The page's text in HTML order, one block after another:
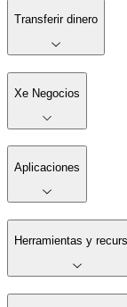
Transferir dinero
Xe Negocios
Aplicaciones
Herramientas y